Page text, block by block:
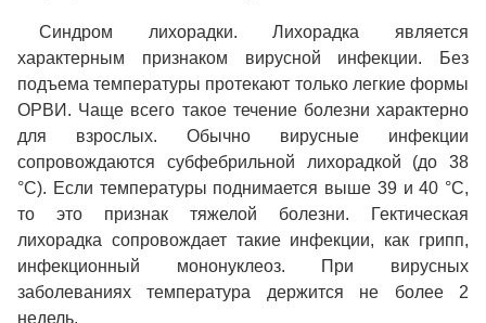
Синдром лихорадки. Лихорадка является
характерным признаком вирусной инфекции. Без
подъема температуры протекают только легкие формы
ОРВИ. Чаще всего такое течение болезни характерно
для взрослых. Обычно вирусные инфекции
сопровождаются субфебрильной лихорадкой (до 38
°C). Если температуры поднимается выше 39 и 40 °C,
то это признак тяжелой болезни. Гектическая
лихорадка сопровождает такие инфекции, как грипп,
инфекционный мононуклеоз. При вирусных
заболеваниях температура держится не более 2
недель.